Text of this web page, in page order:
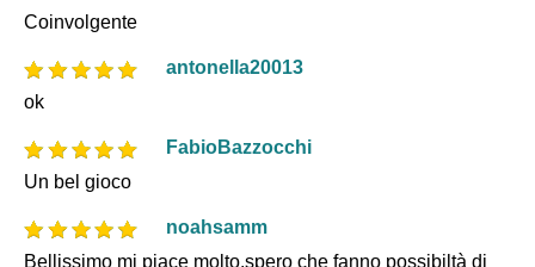
Coinvolgente
antonella20013
ok
FabioBazzocchi
Un bel gioco
noahsamm
Bellissimo mi piace molto.spero che fanno possibiltà di